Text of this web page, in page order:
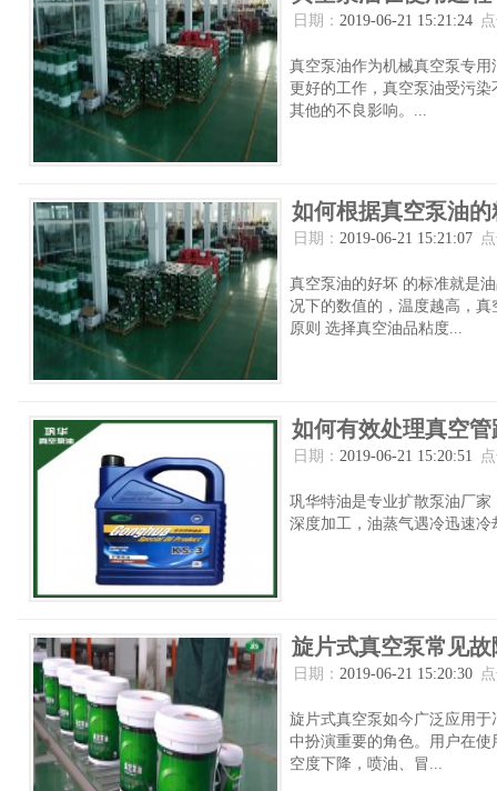
日期： 2019-06-21 15:21:24
真空泵油作为机械真空泵专
更好的工作，真空泵油受污
其他的不良影响。...
如何根据真空泵油
日期： 2019-06-21 15:21:07
真空泵油的好坏 的标准就是
况下的数值的，温度越高，
原则 选择真空油品粘度...
如何有效处理真空
日期： 2019-06-21 15:20:51
巩华特油是专业扩散泵油厂
深度加工，油蒸气遇冷迅速
旋片式真空泵常见
日期： 2019-06-21 15:20:30
旋片式真空泵如今广泛应用
中扮演重要的角色。用户在
空度下降，喷油、冒...